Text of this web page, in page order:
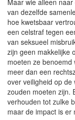
Maar wie alleen
van dezelfde
hoe kwetsbaar
een celstraf tegen
van seksueel
zijn geen makkelijke
moeten ze benoemd
meer dan een
over veiligheid op de
zouden moeten zijn.
verhouden tot zulke
maar de impact is er